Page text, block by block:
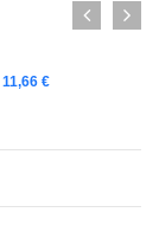
11,66 €